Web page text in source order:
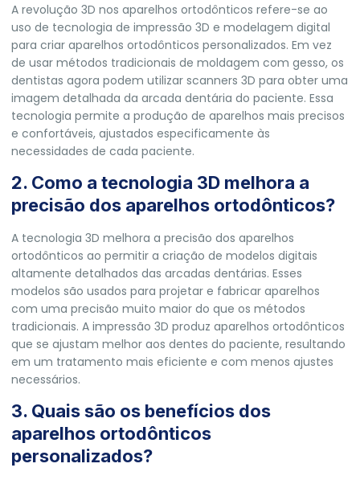
A revolução 3D nos aparelhos ortodônticos refere-se ao
uso de tecnologia de impressão 3D e modelagem digital
para criar aparelhos ortodônticos personalizados. Em vez
de usar métodos tradicionais de moldagem com gesso, os
dentistas agora podem utilizar scanners 3D para obter uma
imagem detalhada da arcada dentária do paciente. Essa
tecnologia permite a produção de aparelhos mais precisos
e confortáveis, ajustados especificamente às
necessidades de cada paciente.
2. Como a tecnologia 3D melhora a
precisão dos aparelhos ortodônticos?
A tecnologia 3D melhora a precisão dos aparelhos
ortodônticos ao permitir a criação de modelos digitais
altamente detalhados das arcadas dentárias. Esses
modelos são usados para projetar e fabricar aparelhos
com uma precisão muito maior do que os métodos
tradicionais. A impressão 3D produz aparelhos ortodônticos
que se ajustam melhor aos dentes do paciente, resultando
em um tratamento mais eficiente e com menos ajustes
necessários.
3. Quais são os benefícios dos
aparelhos ortodônticos
personalizados?